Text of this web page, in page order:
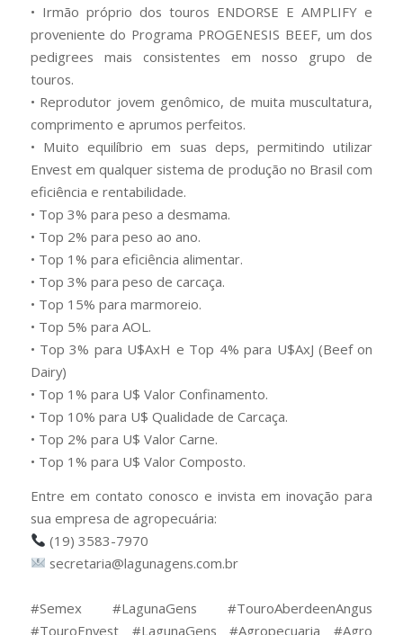
• Irmão próprio dos touros ENDORSE E AMPLIFY e
proveniente do Programa PROGENESIS BEEF, um dos
pedigrees mais consistentes em nosso grupo de
touros.
• Reprodutor jovem genômico, de muita muscultatura,
comprimento e aprumos perfeitos.
• Muito equilíbrio em suas deps, permitindo utilizar
Envest em qualquer sistema de produção no Brasil com
eficiência e rentabilidade.
• Top 3% para peso a desmama.
• Top 2% para peso ao ano.
• Top 1% para eficiência alimentar.
• Top 3% para peso de carcaça.
• Top 15% para marmoreio.
• Top 5% para AOL.
• Top 3% para U$AxH e Top 4% para U$AxJ (Beef on
Dairy)
• Top 1% para U$ Valor Confinamento.
• Top 10% para U$ Qualidade de Carcaça.
• Top 2% para U$ Valor Carne.
• Top 1% para U$ Valor Composto.
Entre em contato conosco e invista em inovação para
sua empresa de agropecuária:
(19) 3583-7970
secretaria@lagunagens.com.br
#Semex #LagunaGens #TouroAberdeenAngus
#TouroEnvest #LagunaGens #Agropecuaria #Agro